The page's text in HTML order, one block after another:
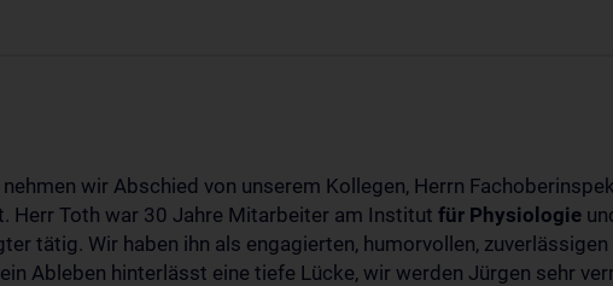
wir Abschied von unserem Kollegen, Herrn
Herr Toth war 30 Jahre Mitarbeiter am Institut für Physiologie
tätig. Wir haben ihn als engagierten, humorvollen,
Ableben hinterlässt eine tiefe Lücke, wir werden Jürgen sehr